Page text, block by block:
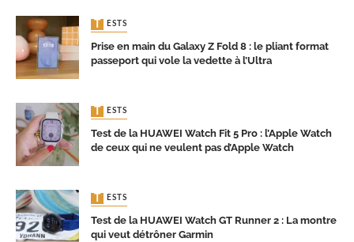
TESTS
Prise en main du Galaxy Z Fold 8 : le pliant format
passeport qui vole la vedette à l’Ultra
TESTS
Test de la HUAWEI Watch Fit 5 Pro : l’Apple Watch
de ceux qui ne veulent pas d’Apple Watch
TESTS
Test de la HUAWEI Watch GT Runner 2 : La montre
qui veut détrôner Garmin